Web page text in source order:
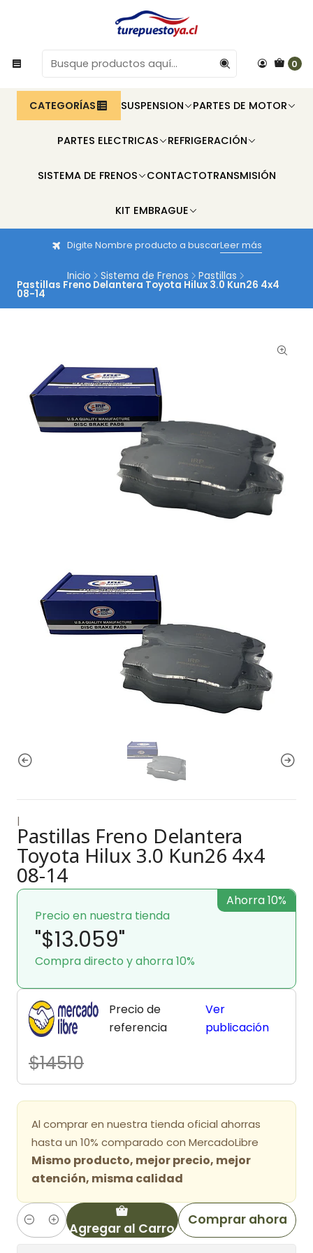
0
CATEGORÍAS SUSPENSION PARTES DE MOTOR
PARTES ELECTRICAS REFRIGERACIÓN
SISTEMA DE FRENOS CONTACTOTRANSMISIÓN
KIT EMBRAGUE
Digite Nombre producto a buscarLeer más
Inicio Sistema de Frenos Pastillas
Pastillas Freno Delantera Toyota Hilux 3.0 Kun26 4x4
08-14
|
Pastillas Freno Delantera
Toyota Hilux 3.0 Kun26 4x4
08-14
Precio en nuestra tienda
"$13.059"
Compra directo y ahorra 10%
Ahorra 10%
Precio de
referencia
$14510
Ver
publicación
Al comprar en nuestra tienda oficial ahorras
hasta un 10% comparado con MercadoLibre
Mismo producto, mejor precio, mejor
atención, misma calidad
Cantidad Agregar al Carro
Comprar ahora